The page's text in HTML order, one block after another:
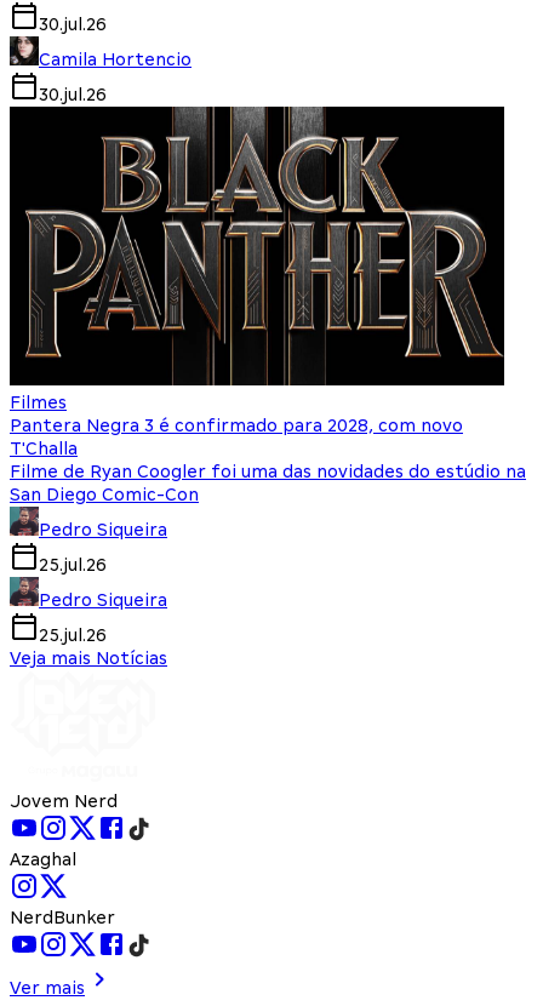
30.jul.26
Camila Hortencio
30.jul.26
Filmes
Pantera Negra 3 é confirmado para 2028, com novo
T'Challa
Filme de Ryan Coogler foi uma das novidades do estúdio na
San Diego Comic-Con
Pedro Siqueira
25.jul.26
Pedro Siqueira
25.jul.26
Veja mais Notícias
Jovem Nerd
Azaghal
NerdBunker
Ver mais